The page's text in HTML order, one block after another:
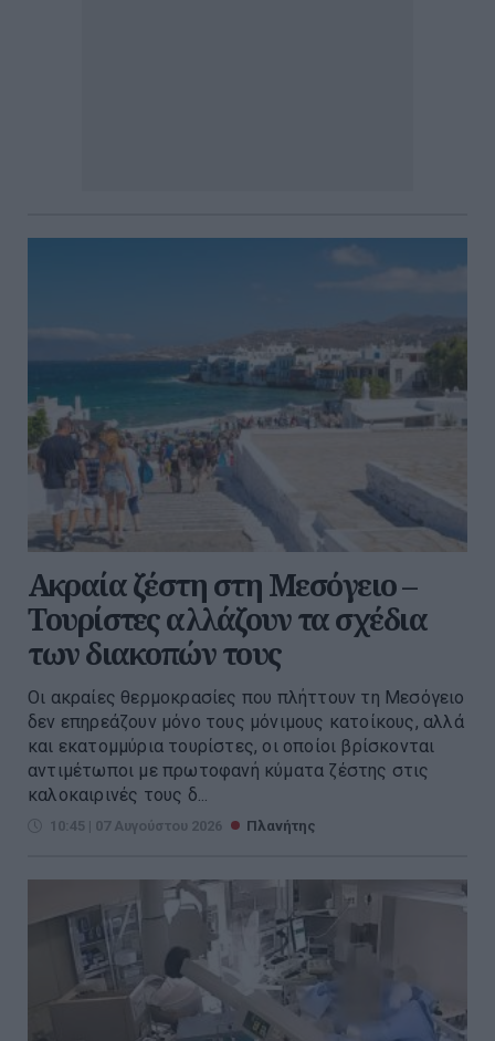
Ακραία ζέστη στη Μεσόγειο –
Τουρίστες αλλάζουν τα σχέδια
των διακοπών τους
Οι ακραίες θερμοκρασίες που πλήττουν τη Μεσόγειο
δεν επηρεάζουν μόνο τους μόνιμους κατοίκους, αλλά
και εκατομμύρια τουρίστες, οι οποίοι βρίσκονται
αντιμέτωποι με πρωτοφανή κύματα ζέστης στις
καλοκαιρινές τους δ...
10:45 | 07 Αυγούστου 2026 Πλανήτης